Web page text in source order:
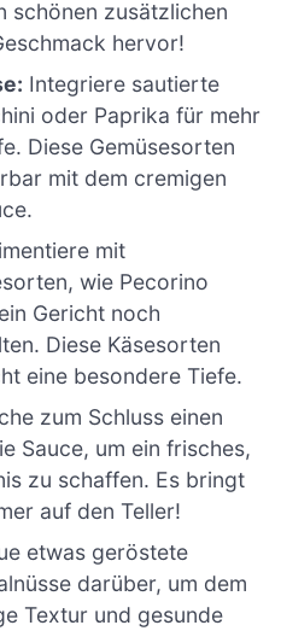
schönen zusätzlichen
hervor!
Integriere sautierte
oder Paprika für mehr
Diese Gemüsesorten
mit dem cremigen
mit
wie Pecorino
Gericht noch
Diese Käsesorten
eine besondere Tiefe.
zum Schluss einen
Sauce, um ein frisches,
zu schaffen. Es bringt
auf den Teller!
etwas geröstete
darüber, um dem
Textur und gesunde